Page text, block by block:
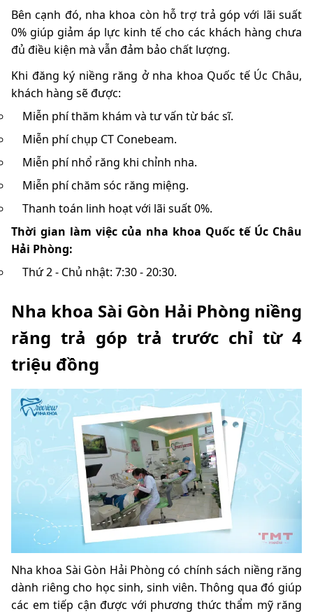
Bên cạnh đó, nha khoa còn hỗ trợ trả góp với lãi suất
0% giúp giảm áp lực kinh tế cho các khách hàng chưa
đủ điều kiện mà vẫn đảm bảo chất lượng.
Khi đăng ký niềng răng ở nha khoa Quốc tế Úc Châu,
khách hàng sẽ được:
Miễn phí thăm khám và tư vấn từ bác sĩ.
Miễn phí chụp CT Conebeam.
Miễn phí nhổ răng khi chỉnh nha.
Miễn phí chăm sóc răng miệng.
Thanh toán linh hoạt với lãi suất 0%.
Thời gian làm việc của nha khoa Quốc tế Úc Châu
Hải Phòng:
Thứ 2 - Chủ nhật: 7:30 - 20:30.
Nha khoa Sài Gòn Hải Phòng niềng
răng trả góp trả trước chỉ từ 4
triệu đồng
Nha khoa Sài Gòn Hải Phòng có chính sách niềng răng
dành riêng cho học sinh, sinh viên. Thông qua đó giúp
các em tiếp cận được với phương thức thẩm mỹ răng